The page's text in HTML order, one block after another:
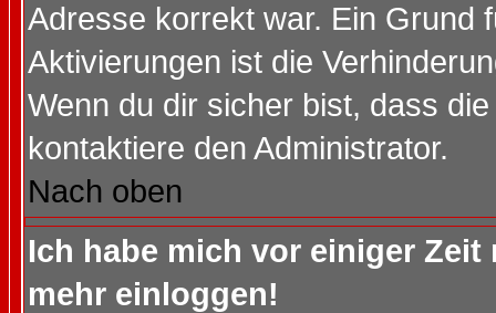
Adresse korrekt war. Ein Grund
Aktivierungen ist die
Wenn du dir sicher bist, dass
kontaktiere den Administrator.
Nach oben
Ich habe mich vor einiger
mehr einloggen!